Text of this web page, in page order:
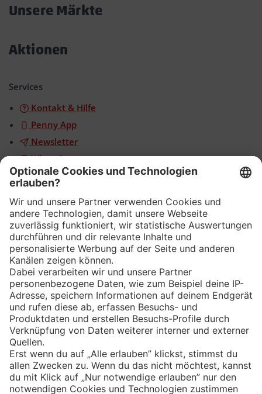
Unsere Märkte
Aktionen
Services
Kontakt & Hilfe
Penny App
Newsletter
WhatsApp
App
Eishockey